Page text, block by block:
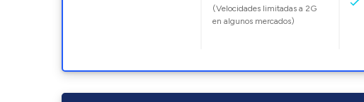
(Velocidades limitadas a 2G
en algunos mercados)